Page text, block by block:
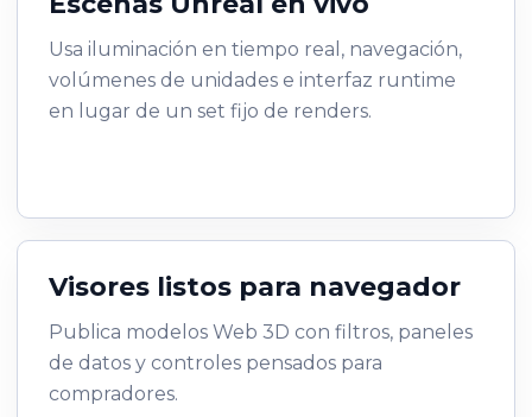
Usa iluminación en tiempo real, navegación,
volúmenes de unidades e interfaz runtime
en lugar de un set fijo de renders.
Visores listos para navegador
Publica modelos Web 3D con filtros, paneles
de datos y controles pensados para
compradores.